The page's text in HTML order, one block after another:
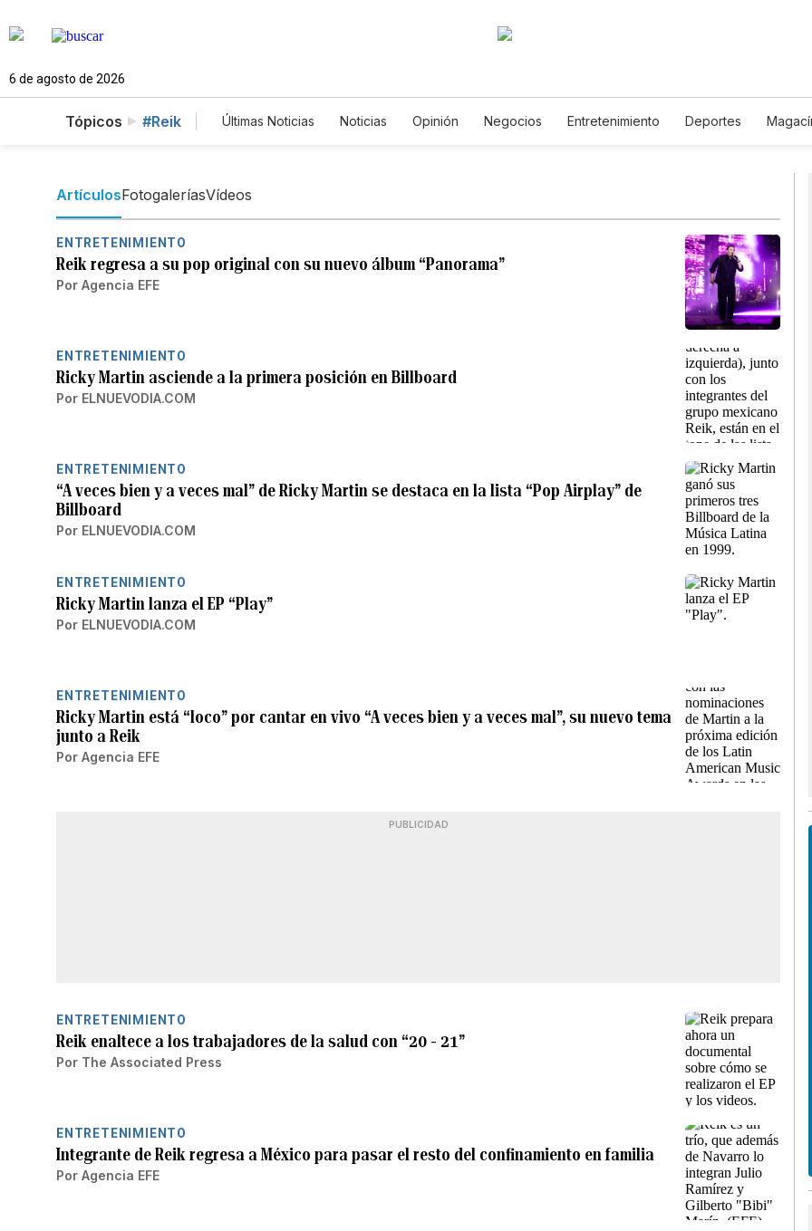
6 de agosto de 2026
Tópicos #Reik Últimas Noticias Noticias Opinión Negocios Entretenimiento Deportes
ArtículosFotogaleríasVídeos
ENTRETENIMIENTO
Reik regresa a su pop original con su nuevo álbum “Panorama”
Por Agencia EFE
ENTRETENIMIENTO
Ricky Martin asciende a la primera posición en Billboard
Por ELNUEVODIA.COM
ENTRETENIMIENTO
“A veces bien y a veces mal” de Ricky Martin se destaca en la lista “Pop Airplay” de
Billboard
Por ELNUEVODIA.COM
ENTRETENIMIENTO
Ricky Martin lanza el EP “Play”
Por ELNUEVODIA.COM
ENTRETENIMIENTO
Ricky Martin está “loco” por cantar en vivo “A veces bien y a veces mal”, su nuevo tema
junto a Reik
Por Agencia EFE
PUBLICIDAD
ENTRETENIMIENTO
Reik enaltece a los trabajadores de la salud con “20 - 21”
Por The Associated Press
ENTRETENIMIENTO
Integrante de Reik regresa a México para pasar el resto del confinamiento en familia
Por Agencia EFE